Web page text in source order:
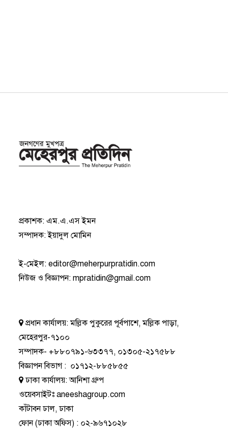
প্রকাশক: এম.এ.এস ইমন
সম্পাদক: ইয়াদুল মোমিন
ই-মেইল:editor@meherpurpratidin.com
নিউজ ও বিজ্ঞাপন:mpratidin@gmail.com
প্রধান কার্যালয়:মল্লিক পুকুরের পূর্বপাশে, মল্লিক পাড়া,
মেহেরপুর-৭১০০
সম্পাদক- +৮৮০৭৯১-৬৩৩৭৭, ০১৩০৫-২১৭৫৮৮
বিজ্ঞাপন বিভাগ: ০১৭১২-৮৮৫৮৫৫
ঢাকা কার্যালয়:আনিশা গ্রুপ
ওয়েবসাইটঃaneeshagroup.com
কাঁটাবন ঢাল, ঢাকা
ফোন(ঢাকা অফিস) : ০২-৯৬৭১০২৮